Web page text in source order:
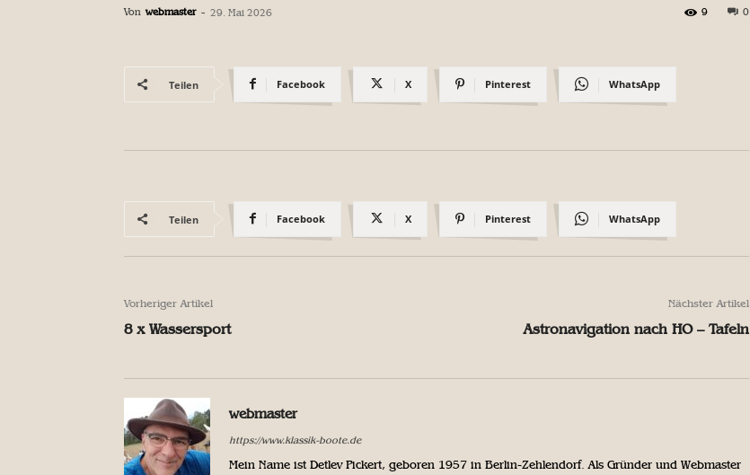
Von webmaster - 29. Mai 2026 0
9
Teilen Facebook X Pinterest WhatsApp
Teilen Facebook X Pinterest WhatsApp
Vorheriger Artikel
8 x Wassersport
Nächster Artikel
Astronavigation nach HO – Tafeln
webmaster
https://www.klassik-boote.de
Mein Name ist Detlev Pickert, geboren 1957 in Berlin-Zehlendorf. Als Gründer und Webmaster